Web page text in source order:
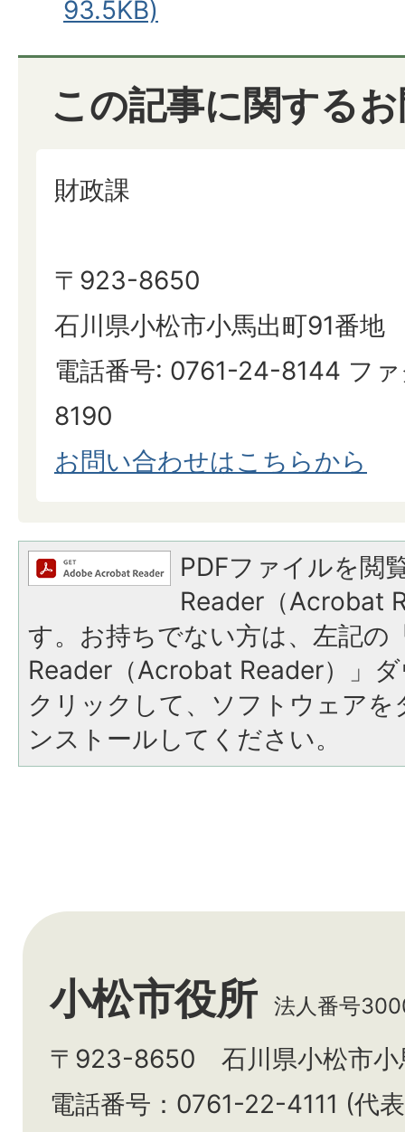
93.5KB)
この記事に関する
財政課
〒923-8650
石川県小松市小馬出町91番地
電話番号: 0761-24-8144 フ
8190
お問い合わせはこちらから
PDFファイルを閲
Reader（Acrobat
す。お持ちでない方は、左記の
Reader（Acrobat Reader）」
クリックして、ソフトウェア
ンストールしてください。
小松市役所 法人番号
〒923-8650 石川県小松市小
電話番号：0761-22-4111 (代